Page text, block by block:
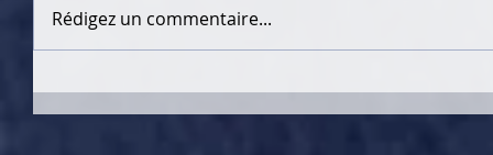
Rédigez un commentaire...